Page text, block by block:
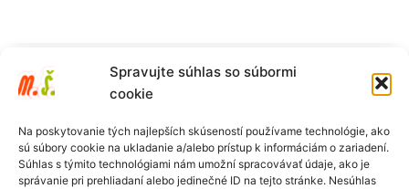
Spravujte súhlas so súbormi
cookie
Na poskytovanie tých najlepších skúseností používame technológie, ako
sú súbory cookie na ukladanie a/alebo prístup k informáciám o zariadení.
Súhlas s týmito technológiami nám umožní spracovávať údaje, ako je
správanie pri prehliadaní alebo jedinečné ID na tejto stránke. Nesúhlas